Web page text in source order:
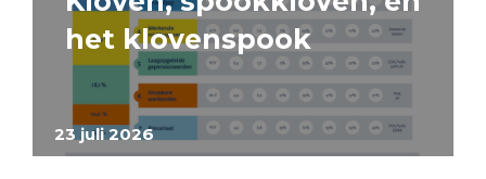
23 juli 2026
het klovenspook